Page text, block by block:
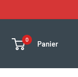
0 Panier